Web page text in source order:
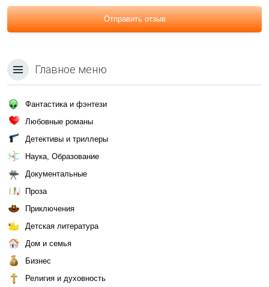
Отправить отзыв
Главное меню
Фантастика и фэнтези
Любовные романы
Детективы и триллеры
Наука, Образование
Документальные
Проза
Приключения
Детская литература
Дом и семья
Бизнес
Религия и духовность